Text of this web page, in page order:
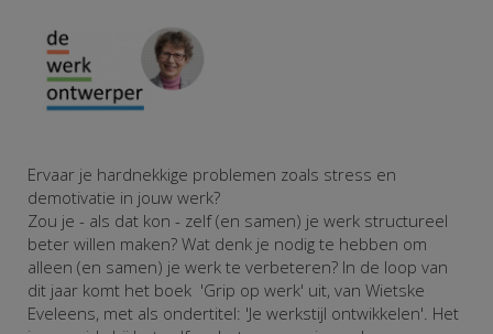
Ervaar je hardnekkige problemen zoals stress en
demotivatie in jouw werk?
Zou je - als dat kon - zelf (en samen) je werk structureel
beter willen maken? Wat denk je nodig te hebben om
alleen (en samen) je werk te verbeteren? In de loop van
dit jaar komt het boek 'Grip op werk' uit, van Wietske
Eveleens, met als ondertitel: 'Je werkstijl ontwikkelen'. Het